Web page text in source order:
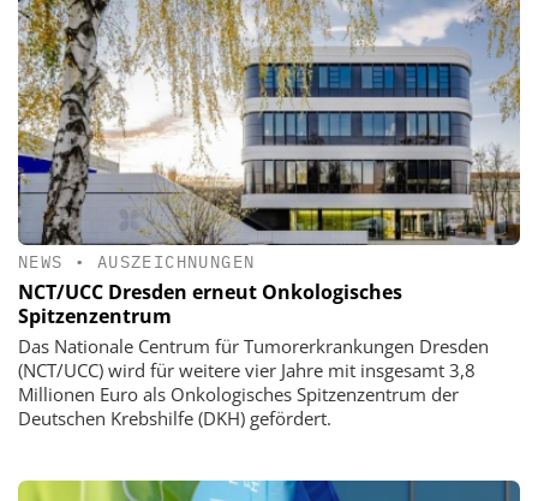
NEWS • AUSZEICHNUNGEN
NCT/UCC Dresden erneut Onkologisches
Spitzenzentrum
Das Nationale Centrum für Tumorerkrankungen Dresden
(NCT/UCC) wird für weitere vier Jahre mit insgesamt 3,8
Millionen Euro als Onkologisches Spitzenzentrum der
Deutschen Krebshilfe (DKH) gefördert.